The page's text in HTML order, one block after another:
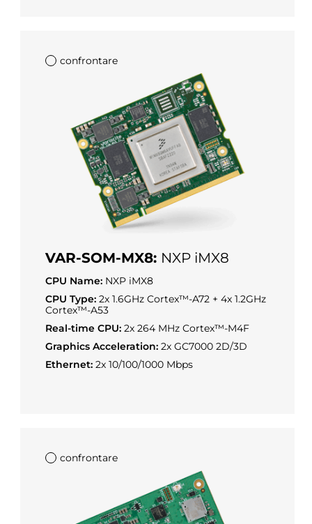
confrontare
VAR-SOM-MX8: NXP iMX8
CPU Name: NXP iMX8
CPU Type: 2x 1.6GHz Cortex™-A72 + 4x 1.2GHz
Cortex™-A53
Real-time CPU: 2x 264 MHz Cortex™-M4F
Graphics Acceleration: 2x GC7000 2D/3D
Ethernet: 2x 10/100/1000 Mbps
confrontare